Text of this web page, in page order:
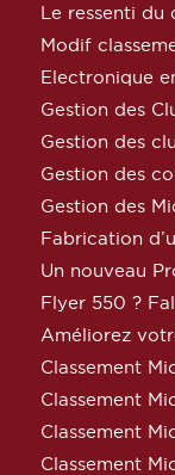
Le ressenti du
Modif
Electronique
Gestion des
Gestion des
Gestion des
Gestion des
Fabrication
Un nouveau
Flyer 550 ?
Améliorez
Classement
Classement
Classement
Classement